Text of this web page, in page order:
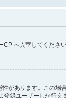
へ入室してくだ
があります。この
録ユーザーしか行